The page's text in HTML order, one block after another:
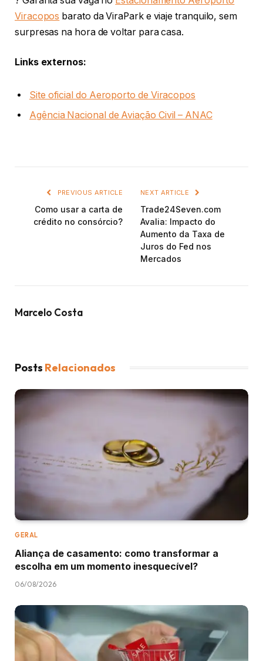
Viracopos barato da ViraPark e viaje tranquilo, sem
surpresas na hora de voltar para casa.
Links externos:
Site oficial do Aeroporto de Viracopos
Agência Nacional de Aviação Civil – ANAC
PREVIOUS ARTICLE
Como usar a carta de
crédito no consórcio?
NEXT ARTICLE
Trade24Seven.com
Avalia: Impacto do
Aumento da Taxa de
Juros do Fed nos
Mercados
Marcelo Costa
Posts Relacionados
GERAL
Aliança de casamento: como transformar a
escolha em um momento inesquecível?
06/08/2026